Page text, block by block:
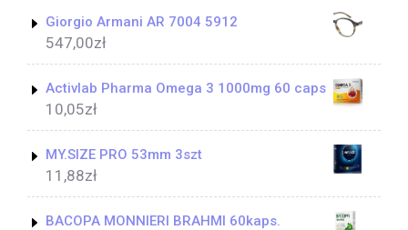
Giorgio Armani AR 7004 5912
547,00zł
Activlab Pharma Omega 3 1000mg 60 caps
10,05zł
MY.SIZE PRO 53mm 3szt
11,88zł
BACOPA MONNIERI BRAHMI 60kaps.